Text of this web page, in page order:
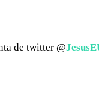
de twitter @